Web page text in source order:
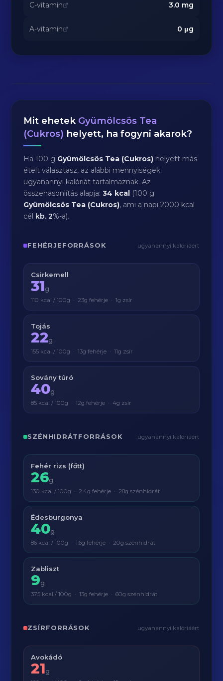
C-vitamin 3.0 mg
A-vitamin 0 μg
Mit ehetek Gyümölcsös Tea
(Cukros) helyett, ha fogyni akarok?
Ha 100 g Gyümölcsös Tea (Cukros) helyett más
ételt választasz, az alábbi mennyiségek
ugyanannyi kalóriát tartalmaznak. Az
összehasonlítás alapja:34 kcal (100 g
Gyümölcsös Tea (Cukros), ami a napi 2000 kcal
cél kb.2%-a).
FEHÉRJEFORRÁSOK ugyanannyi kalóriáért
Csirkemell
31g
110 kcal / 100g · 23g fehérje · 1g zsír
Tojás
22g
155 kcal / 100g · 13g fehérje · 11g zsír
Sovány túró
40g
85 kcal / 100g · 12g fehérje · 4g zsír
SZÉNHIDRÁTFORRÁSOK ugyanannyi kalóriáért
Fehér rizs (főtt)
26g
130 kcal / 100g · 2.4g fehérje · 28g szénhidrát
Édesburgonya
40g
86 kcal / 100g · 1.6g fehérje · 20g szénhidrát
Zabliszt
9g
375 kcal / 100g · 13g fehérje · 60g szénhidrát
ZSÍRFORRÁSOK ugyanannyi kalóriáért
Avokádó
21g